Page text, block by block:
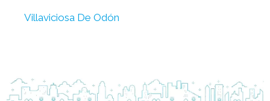
Villaviciosa De Odón